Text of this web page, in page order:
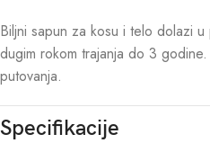
Biljni sapun za kosu i telo dolazi
dugim rokom trajanja do 3
putovanja.
Specifikacije